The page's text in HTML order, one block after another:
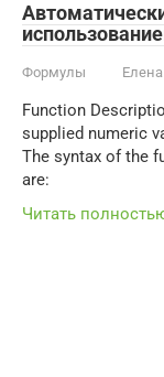
Формулы
Function
supplied numeric
The syntax of the
are:
Читать